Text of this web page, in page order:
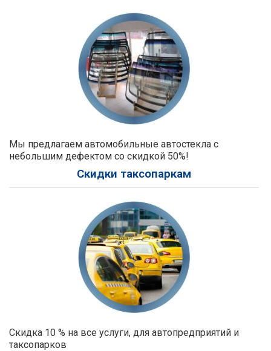
Мы предлагаем автомобильные автостекла с
небольшим дефектом со скидкой 50%!
Скидки таксопаркам
Скидка 10 % на все услуги, для автопредприятий и
таксопарков